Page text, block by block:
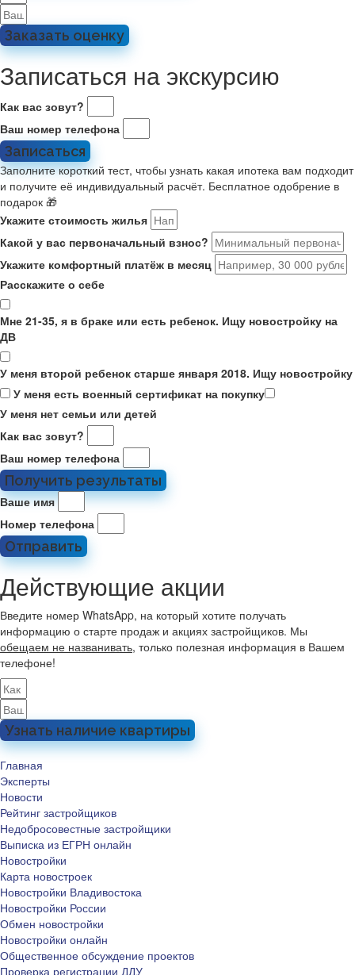
Заказать оценку
Записаться на экскурсию
Как вас зовут?
Ваш номер телефона
Записаться
Заполните короткий тест, чтобы узнать какая ипотека вам подходит
и получите её индивидуальный расчёт. Бесплатное одобрение в
подарок 🎁
Укажите стоимость жилья
Какой у вас первоначальный взнос?
Укажите комфортный платёж в месяц
Расскажите о себе
Мне 21-35, я в браке или есть ребенок. Ищу новостройку на
ДВ
У меня второй ребенок старше января 2018. Ищу новостройку
У меня есть военный сертификат на покупку
У меня нет семьи или детей
Как вас зовут?
Ваш номер телефона
Получить результаты
Ваше имя
Номер телефона
Отправить
Действующие акции
Введите номер WhatsApp, на который хотите получать
информацию о старте продаж и акциях застройщиков. Мы
обещаем не названивать, только полезная информация в Вашем
телефоне!
Узнать наличие квартиры
Главная
Эксперты
Новости
Рейтинг застройщиков
Недобросовестные застройщики
Выписка из ЕГРН онлайн
Новостройки
Карта новостроек
Новостройки Владивостока
Новостройки России
Обмен новостройки
Новостройки онлайн
Общественное обсуждение проектов
Проверка регистрации ДДУ